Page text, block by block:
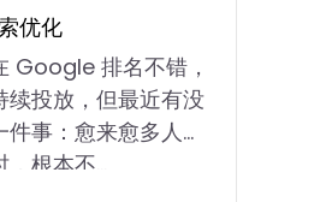
优化
Google 排名不错，
续投放，但最近有没
事：愈来愈多人在
根本不…